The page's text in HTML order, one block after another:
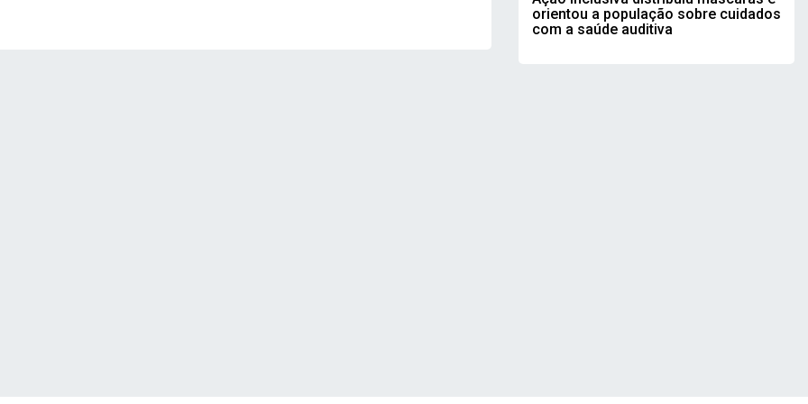
orientou a população sobre cuidados
com a saúde auditiva